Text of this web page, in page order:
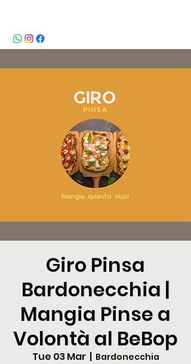
Giro Pinsa
Bardonecchia |
Mangia Pinse a
Volontà al BeBop
Tue 03 Mar
  |
Bardonecchia